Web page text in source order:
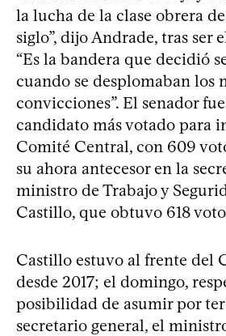
la lucha de la clase obrera
siglo”, dijo Andrade, tras ser
“Es la bandera que decidió
cuando se desplomaban los
convicciones”. El senador
candidato más votado para
Comité Central, con 609
su ahora antecesor en la
ministro de Trabajo y
Castillo, que obtuvo 618
Castillo estuvo al frente del
desde 2017; el domingo,
posibilidad de asumir por
secretario general, el